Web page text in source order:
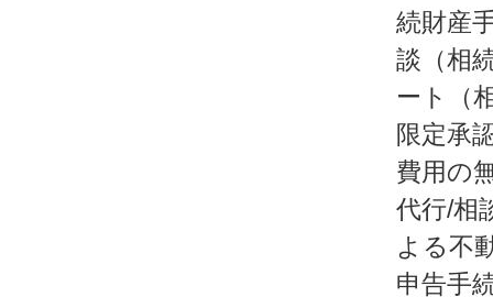
続財産
談（相
ート（
限定承
費用の
代行/相
よる不
申告手